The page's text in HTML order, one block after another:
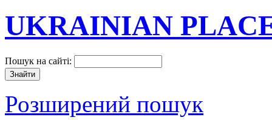
UKRAINIAN
Пошук на сайті:
Розширений пошук